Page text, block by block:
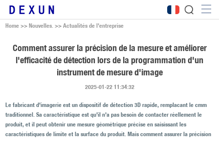
Home >>Nouvelles. >>Actualités de l'entreprise
Comment assurer la précision de la mesure et améliorer
l'efficacité de détection lors de la programmation d'un
instrument de mesure d'image
2025-01-22 11:34:32
Le fabricant d'imagerie est un dispositif de détection 3D rapide, remplacant le cmm
traditionnel. Sa caractéristique est qu'il n'a pas besoin de contacter réellement le
produit, et il peut obtenir une mesure géométrique précise en saisissant les
caractéristiques de limite et la surface du produit. Mais comment assurer la précision